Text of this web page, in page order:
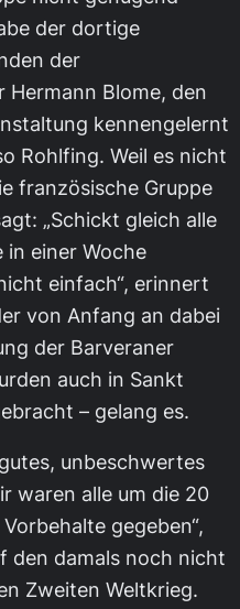
der dortige
der
Hermann Blome, den
kennengelernt
Rohlfing. Weil es nicht
französische Gruppe
„Schickt gleich alle
in einer Woche
einfach“, erinnert
von Anfang an dabei
der Barveraner
auch in Sankt
– gelang es.
unbeschwertes
waren alle um die 20
gegeben“,
den damals noch nicht
Zweiten Weltkrieg.